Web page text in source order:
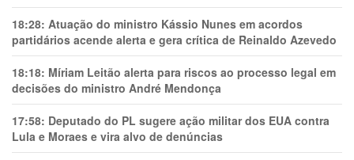
18:28: Atuação do ministro Kássio Nunes em acordos
partidários acende alerta e gera crítica de Reinaldo Azevedo
18:18: Míriam Leitão alerta para riscos ao processo legal em
decisões do ministro André Mendonça
17:58: Deputado do PL sugere ação militar dos EUA contra
Lula e Moraes e vira alvo de denúncias